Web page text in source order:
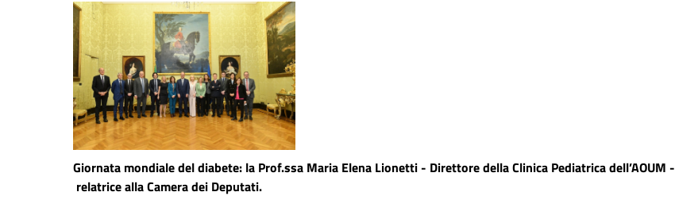
Giornata mondiale del diabete: la Prof.ssa Maria Elena Lionetti - Direttore della Clinica Pediatrica dell’AOUM -
relatrice alla Camera dei Deputati.